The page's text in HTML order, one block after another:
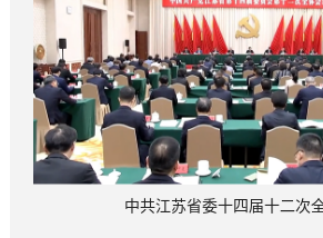
中共江苏省委十四届十二次